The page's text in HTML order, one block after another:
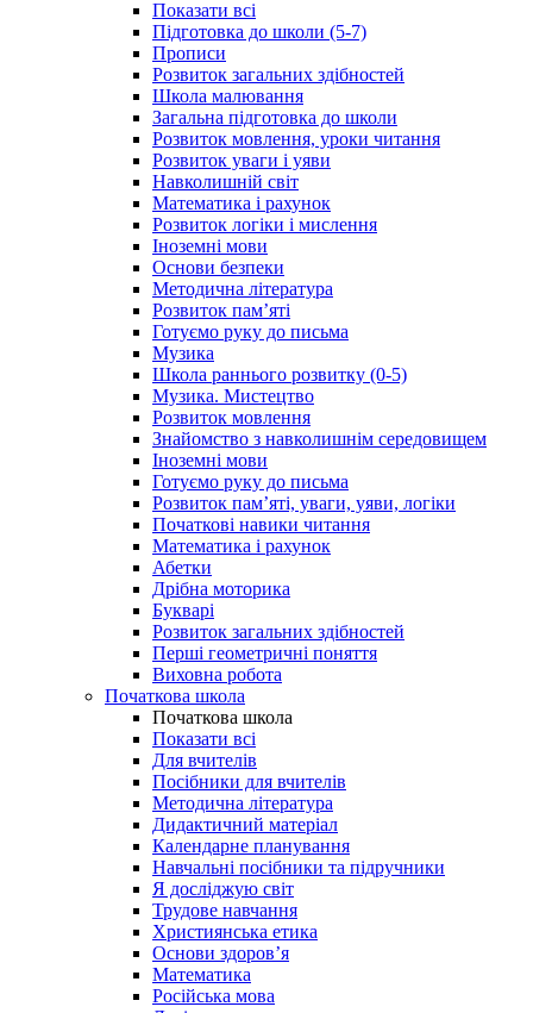
Показати всі
Підготовка до школи (5-7)
Прописи
Розвиток загальних здібностей
Школа малювання
Загальна підготовка до школи
Розвиток мовлення, уроки читання
Розвиток уваги і уяви
Навколишній світ
Математика і рахунок
Розвиток логіки і мислення
Іноземні мови
Основи безпеки
Методична література
Розвиток пам’яті
Готуємо руку до письма
Музика
Школа раннього розвитку (0-5)
Музика. Мистецтво
Розвиток мовлення
Знайомство з навколишнім середовищем
Іноземні мови
Готуємо руку до письма
Розвиток пам’яті, уваги, уяви, логіки
Початкові навики читання
Математика і рахунок
Абетки
Дрібна моторика
Букварі
Розвиток загальних здібностей
Перші геометричні поняття
Виховна робота
Початкова школа
Початкова школа
Показати всі
Для вчителів
Посібники для вчителів
Методична література
Дидактичний матеріал
Календарне планування
Навчальні посібники та підручники
Я досліджую світ
Трудове навчання
Християнська етика
Основи здоров’я
Математика
Російська мова